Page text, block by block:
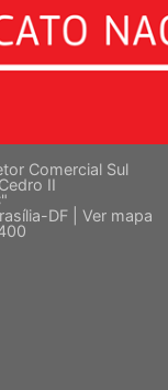
Comercial Sul
II
DF | Ver mapa